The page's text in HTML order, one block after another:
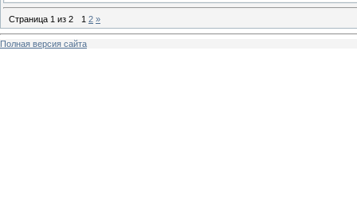
Страница 1 из 2 1 2 »
Полная версия сайта